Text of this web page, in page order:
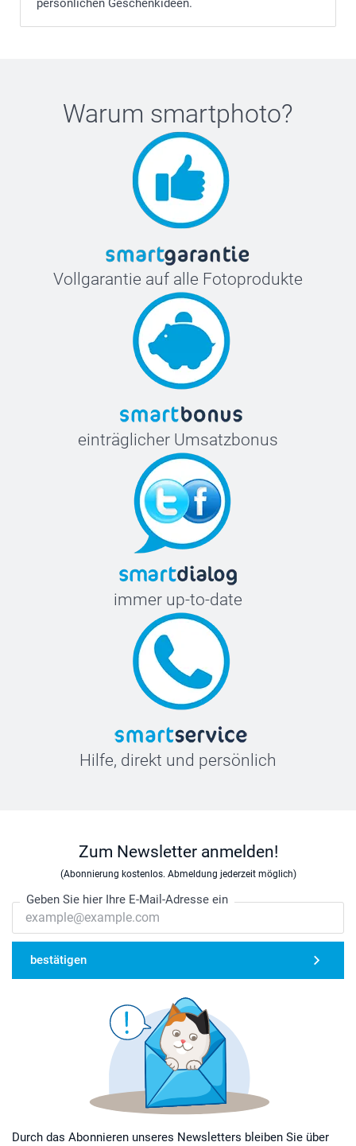
persönlichen Geschenkideen.
Warum smartphoto?
Vollgarantie auf alle Fotoprodukte
einträglicher Umsatzbonus
immer up-to-date
Hilfe, direkt und persönlich
Zum Newsletter anmelden!
(Abonnierung kostenlos. Abmeldung jederzeit möglich)
Geben Sie hier Ihre E-Mail-Adresse ein
bestätigen
Durch das Abonnieren unseres Newsletters bleiben Sie über